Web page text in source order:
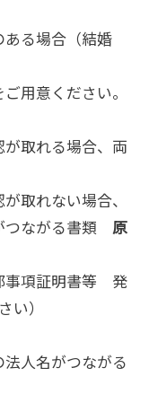
ある場合（結婚
用意ください。
取れる場合、両
れない場合、
つながる書類 原
項証明書等 発
）
人名がつながる